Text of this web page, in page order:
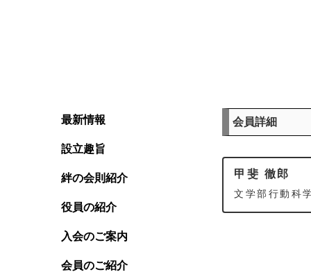
会員詳細
甲斐 徹郎
文学部行動科
最新情報
設立趣旨
絆の会則紹介
役員の紹介
入会のご案内
会員のご紹介